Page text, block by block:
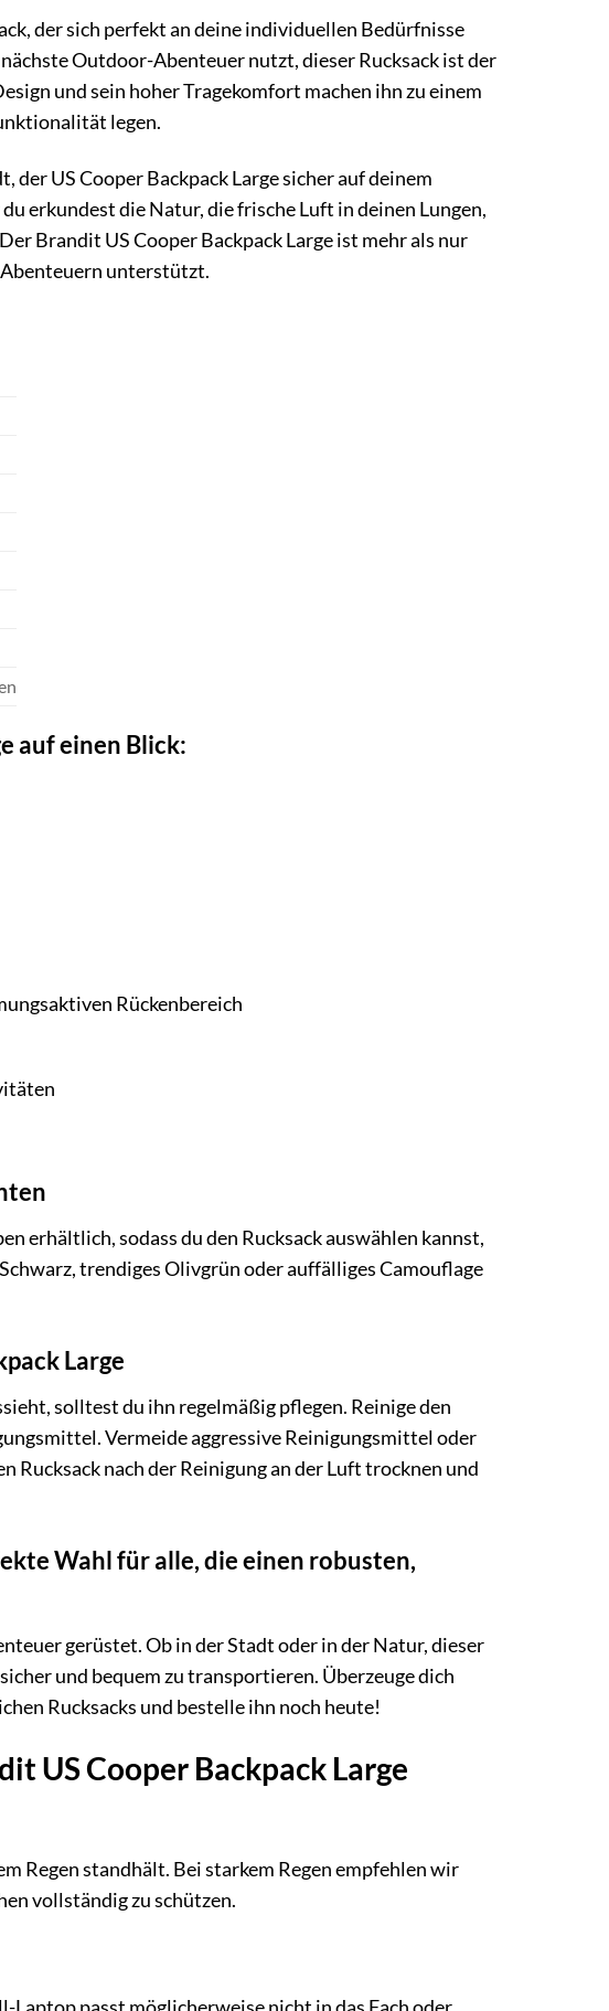
der sich perfekt an deine individuellen Bedürfnisse
Outdoor-Abenteuer nutzt, dieser Rucksack ist der
und sein hoher Tragekomfort machen ihn zu einem
legen.
US Cooper Backpack Large sicher auf deinem
erkundest die Natur, die frische Luft in deinen Lungen,
Brandit US Cooper Backpack Large ist mehr als nur
Abenteuern unterstützt.
auf einen Blick:
Rückenbereich
erhältlich, sodass du den Rucksack auswählen kannst,
trendiges Olivgrün oder auffälliges Camouflage
Large
solltest du ihn regelmäßig pflegen. Reinige den
Vermeide aggressive Reinigungsmittel oder
Rucksack nach der Reinigung an der Luft trocknen und
Wahl für alle, die einen robusten,
gerüstet. Ob in der Stadt oder in der Natur, dieser
und bequem zu transportieren. Überzeuge dich
Rucksacks und bestelle ihn noch heute!
US Cooper Backpack Large
Regen standhält. Bei starkem Regen empfehlen wir
vollständig zu schützen.